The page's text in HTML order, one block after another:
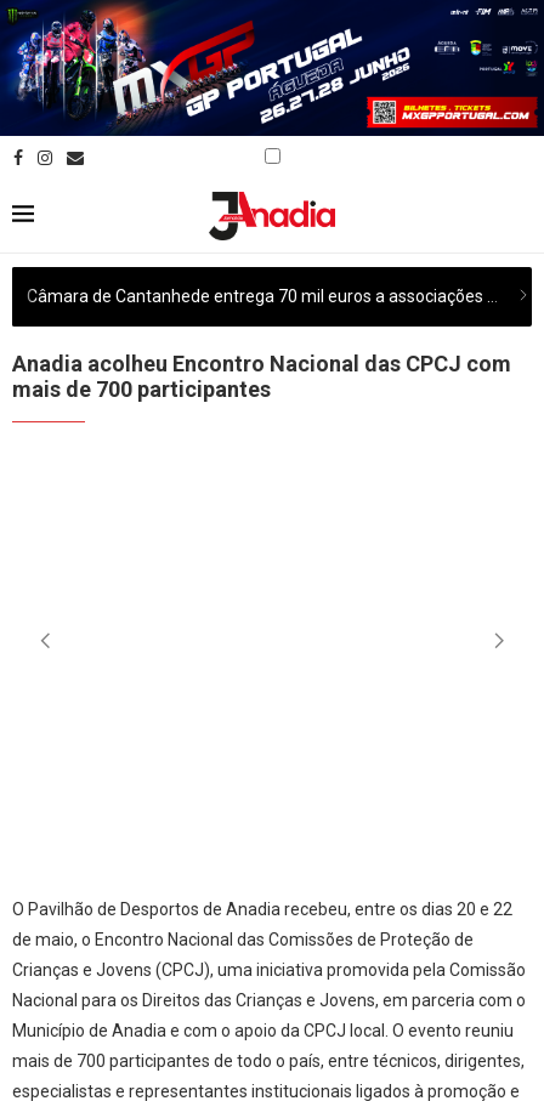
Anadia acolheu Encontro Nacional das CPCJ com
mais de 700 participantes
O Pavilhão de Desportos de Anadia recebeu, entre os dias 20 e 22
de maio, o Encontro Nacional das Comissões de Proteção de
Crianças e Jovens (CPCJ), uma iniciativa promovida pela Comissão
Nacional para os Direitos das Crianças e Jovens, em parceria com o
Município de Anadia e com o apoio da CPCJ local. O evento reuniu
mais de 700 participantes de todo o país, entre técnicos, dirigentes,
especialistas e representantes institucionais ligados à promoção e